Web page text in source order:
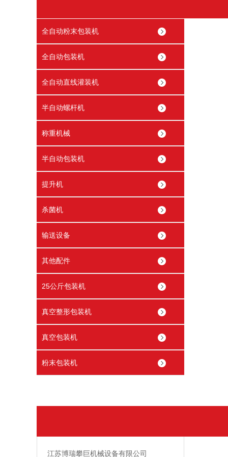
全自动粉末包装机
全自动包装机
全自动直线灌装机
半自动螺杆机
称重机械
半自动包装机
提升机
杀菌机
输送设备
其他配件
25公斤包装机
真空整形包装机
真空包装机
粉末包装机
江苏博瑞攀巨机械设备有限公司